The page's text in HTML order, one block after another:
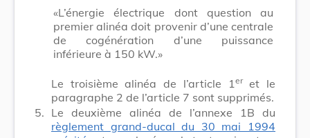
«L’énergie électrique dont question au
premier alinéa doit provenir d’une centrale
de cogénération d’une puissance
inférieure à 150 kW.»
Le troisième alinéa de l’article 1 eret le
paragraphe 2 de l’article 7 sont supprimés.
5. Le deuxième alinéa de l’annexe 1B du
règlement grand-ducal du 30 mai 1994